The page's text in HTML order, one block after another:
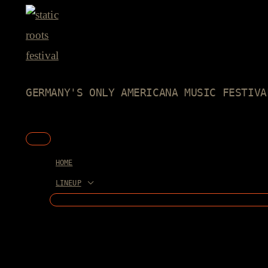
Skip
content
GERMANY'S ONLY AMERICANA MUSIC
Main
HOME
LINEUP